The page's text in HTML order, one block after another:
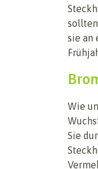
sie an
Wie
Sie